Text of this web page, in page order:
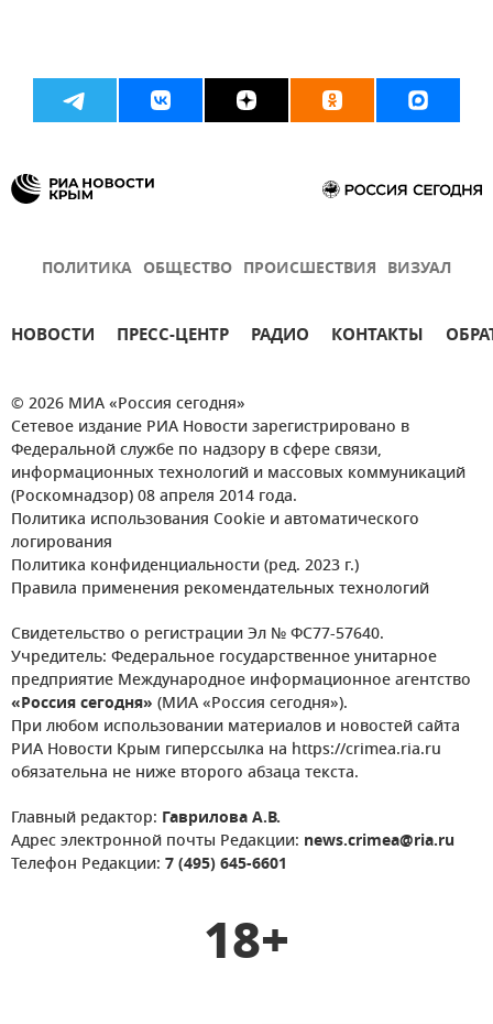
ПОЛИТИКА ОБЩЕСТВО ПРОИСШЕСТВИЯ ВИЗУАЛ
НОВОСТИ ПРЕСС-ЦЕНТР РАДИО КОНТАКТЫ
© 2026 МИА «Россия сегодня»
Сетевое издание РИА Новости зарегистрировано в
Федеральной службе по надзору в сфере связи,
информационных технологий и массовых коммуникаций
(Роскомнадзор) 08 апреля 2014 года.
Политика использования Cookie и автоматического
логирования
Политика конфиденциальности (ред. 2023 г.)
Правила применения рекомендательных технологий
Свидетельство о регистрации Эл № ФС77-57640.
Учредитель: Федеральное государственное унитарное
предприятие Международное информационное агентство
«Россия сегодня» (МИА «Россия сегодня»).
При любом использовании материалов и новостей сайта
РИА Новости Крым гиперссылка на https://crimea.ria.ru
обязательна не ниже второго абзаца текста.
Главный редактор: Гаврилова А.В.
Адрес электронной почты Редакции: news.crimea@ria.ru
Телефон Редакции: 7 (495) 645-6601
18+